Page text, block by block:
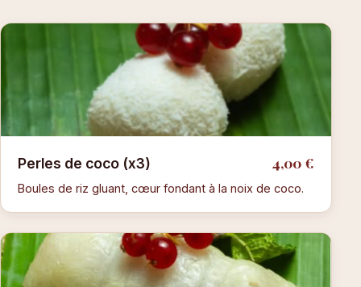
Perles de coco (x3) 4,00 €
Boules de riz gluant, cœur fondant à la noix de coco.